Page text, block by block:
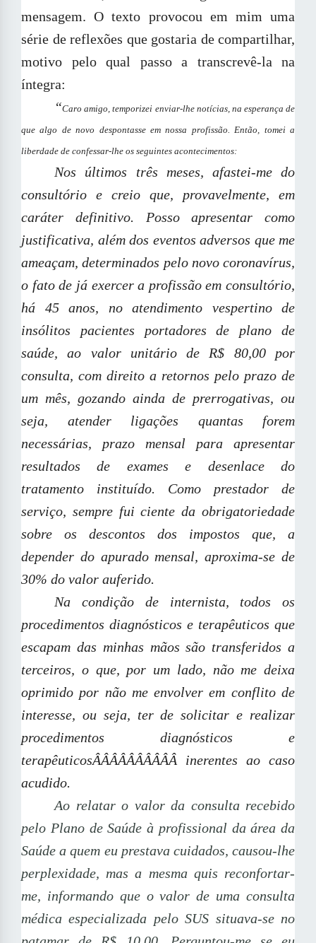
mensagem. O texto provocou em mim uma
série de reflexões que gostaria de compartilhar,
motivo pelo qual passo a transcrevê-la na
íntegra:
“Caro amigo, temporizei enviar-lhe notícias, na esperança de
que algo de novo despontasse em nossa profissão. Então, tomei a
liberdade de confessar-lhe os seguintes acontecimentos:
Nos últimos três meses, afastei-me do
consultório e creio que, provavelmente, em
caráter definitivo. Posso apresentar como
justificativa, além dos eventos adversos que me
ameaçam, determinados pelo novo coronavírus,
o fato de já exercer a profissão em consultório,
há 45 anos, no atendimento vespertino de
insólitos pacientes portadores de plano de
saúde, ao valor unitário de R$ 80,00 por
consulta, com direito a retornos pelo prazo de
um mês, gozando ainda de prerrogativas, ou
seja, atender ligações quantas forem
necessárias, prazo mensal para apresentar
resultados de exames e desenlace do
tratamento instituído. Como prestador de
serviço, sempre fui ciente da obrigatoriedade
sobre os descontos dos impostos que, a
depender do apurado mensal, aproxima-se de
30% do valor auferido.
Na condição de internista, todos os
procedimentos diagnósticos e terapêuticos que
escapam das minhas mãos são transferidos a
terceiros, o que, por um lado, não me deixa
oprimido por não me envolver em conflito de
interesse, ou seja, ter de solicitar e realizar
procedimentos diagnósticos e
terapêuticosÂÂÂÂÂÂÂÂÂÂ inerentes ao caso
acudido.
Ao relatar o valor da consulta recebido
pelo Plano de Saúde à profissional da área da
Saúde a quem eu prestava cuidados, causou-lhe
perplexidade, mas a mesma quis reconfortar-
me, informando que o valor de uma consulta
médica especializada pelo SUS situava-se no